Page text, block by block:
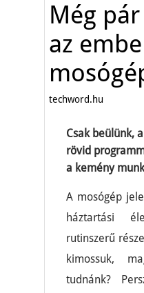
Még
az
techword.hu
Csak beülünk,
rövid
a kemény
A mosógép
háztartási
rutinszerű
kimossuk,
tudnánk?